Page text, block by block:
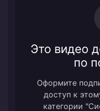
Это видео
по
Оформите
доступ к
категории